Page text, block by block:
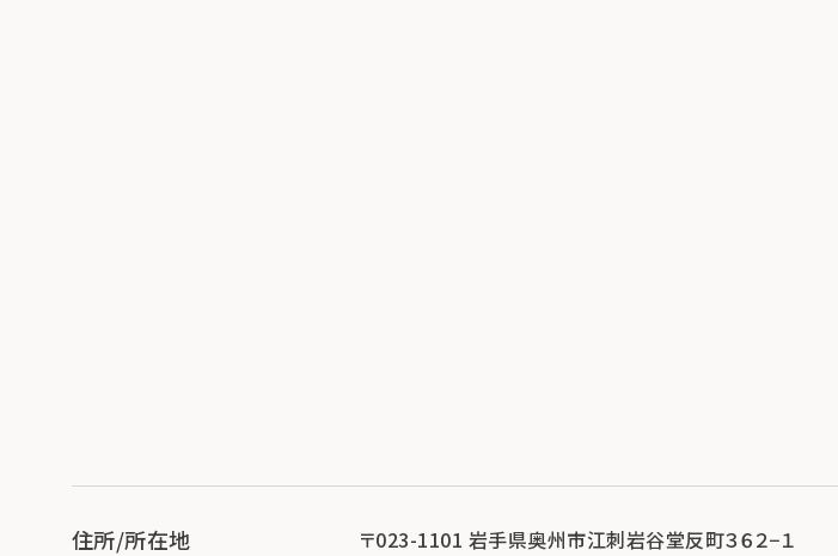
住所/所在地 〒023-1101 岩手県奥州市江刺岩谷堂反町３６２−１